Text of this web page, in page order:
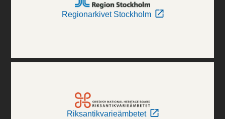
Regionarkivet Stockholm
Riksantikvarieämbetet